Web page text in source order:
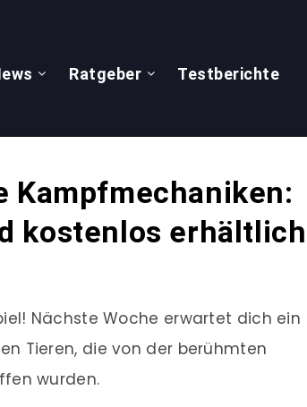
Ratgeber Testberichte
Kampfmechaniken:
kostenlos erhältlich
Nächste Woche erwartet dich ein
Tieren, die von der berühmten
wurden.